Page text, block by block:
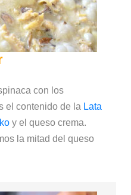
con los
el contenido de la Lata
y el queso crema.
la mitad del queso